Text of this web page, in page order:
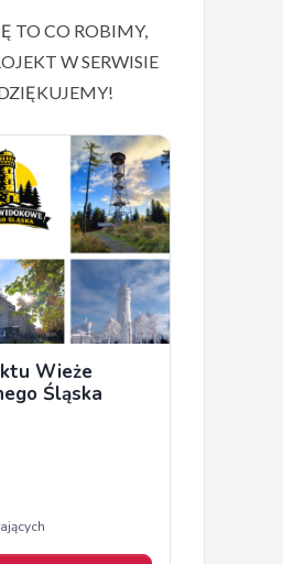
TO CO ROBIMY,
W SERWISIE